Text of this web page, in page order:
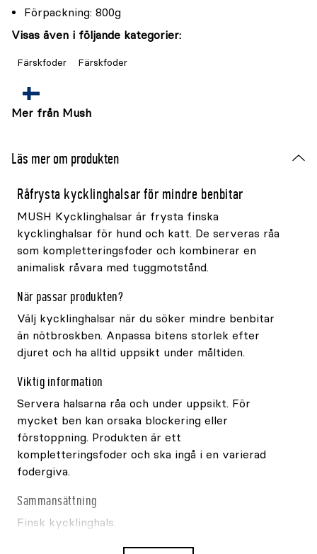
Förpackning: 800g
Visas även i följande kategorier:
Färskfoder Färskfoder
Mer från Mush
Läs mer om produkten
Råfrysta kycklinghalsar för mindre benbitar
MUSH Kycklinghalsar är frysta finska
kycklinghalsar för hund och katt. De serveras råa
som kompletteringsfoder och kombinerar en
animalisk råvara med tuggmotstånd.
När passar produkten?
Välj kycklinghalsar när du söker mindre benbitar
än nötbroskben. Anpassa bitens storlek efter
djuret och ha alltid uppsikt under måltiden.
Viktig information
Servera halsarna råa och under uppsikt. För
mycket ben kan orsaka blockering eller
förstoppning. Produkten är ett
kompletteringsfoder och ska ingå i en varierad
fodergiva.
Sammansättning
Finsk kycklinghals.